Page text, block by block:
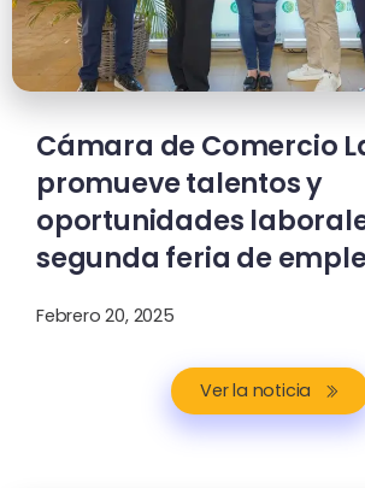
Cámara de Comercio
promueve talentos y
oportunidades
segunda feria de
Febrero 20, 2025
Ver la noticia